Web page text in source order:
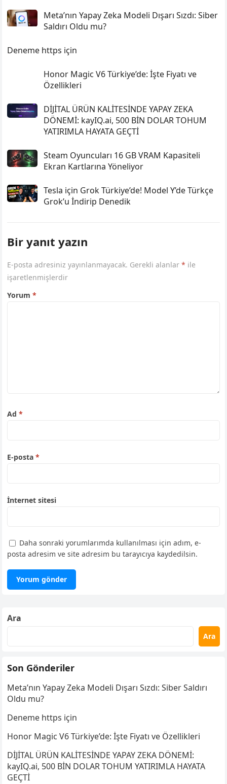
Meta’nın Yapay Zeka Modeli Dışarı Sızdı: Siber
Saldırı Oldu mu?
Deneme https için
Honor Magic V6 Türkiye’de: İşte Fiyatı ve
Özellikleri
DİJİTAL ÜRÜN KALİTESİNDE YAPAY ZEKA
DÖNEMİ: kayIQ.ai, 500 BİN DOLAR TOHUM
YATIRIMLA HAYATA GEÇTİ
Steam Oyuncuları 16 GB VRAM Kapasiteli
Ekran Kartlarına Yöneliyor
Tesla için Grok Türkiye’de! Model Y’de Türkçe
Grok’u İndirip Denedik
Bir yanıt yazın
E-posta adresiniz yayınlanmayacak. Gerekli alanlar* ile
işaretlenmişlerdir
Yorum*
Ad*
E-posta*
İnternet sitesi
Daha sonraki yorumlarımda kullanılması için adım, e-
posta adresim ve site adresim bu tarayıcıya kaydedilsin.
Ara
Ara
Son Gönderiler
Meta’nın Yapay Zeka Modeli Dışarı Sızdı: Siber Saldırı
Oldu mu?
Deneme https için
Honor Magic V6 Türkiye’de: İşte Fiyatı ve Özellikleri
DİJİTAL ÜRÜN KALİTESİNDE YAPAY ZEKA DÖNEMİ:
kayIQ.ai, 500 BİN DOLAR TOHUM YATIRIMLA HAYATA
GEÇTİ